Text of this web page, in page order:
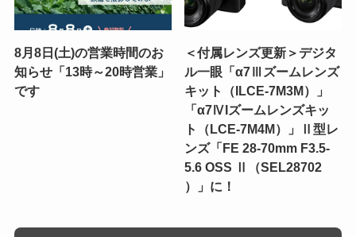
8月8日(土)の営業時間のお
知らせ「13時～20時営業」
です
＜付属レンズ更新＞デジタ
ル一眼「α7Ⅲズームレンズ
キット（ILCE-7M3M）」
「α7ⅣIズームレンズキッ
ト（LCE-7M4M）」Ⅱ型レ
ンズ「FE 28-70mm F3.5-
5.6 OSS Ⅱ（SEL28702
）」に！